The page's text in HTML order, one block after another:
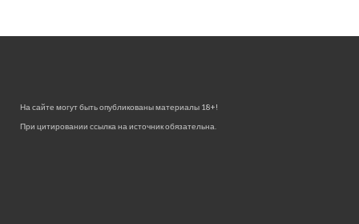
На сайте могут быть опубликованы материалы 18+!
При цитировании ссылка на источник обязательна.